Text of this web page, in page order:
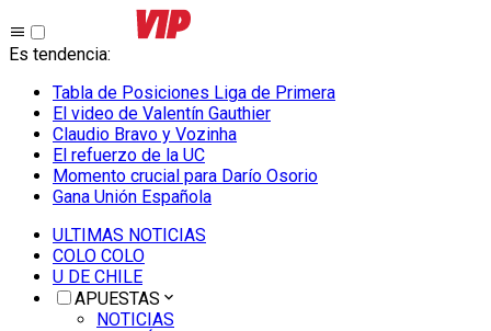
Es tendencia:
Tabla de Posiciones Liga de Primera
El video de Valentín Gauthier
Claudio Bravo y Vozinha
El refuerzo de la UC
Momento crucial para Darío Osorio
Gana Unión Española
ULTIMAS NOTICIAS
COLO COLO
U DE CHILE
APUESTAS
NOTICIAS